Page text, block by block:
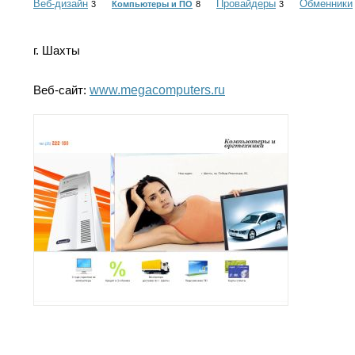
Веб-дизайн 3 Компьютеры и ПО 8 Провайдеры 3 Обменники
г. Шахты
Веб-сайт: www.megacomputers.ru